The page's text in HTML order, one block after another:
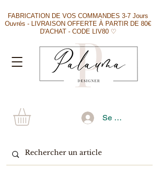
FABRICATION DE VOS COMMANDES 3-7 Jours
Ouvrés - LIVRAISON OFFERTE À PARTIR DE 80€
D'ACHAT - CODE LIV80 ♡
Se connecter